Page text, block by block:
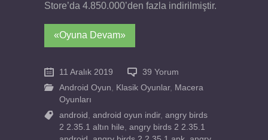
Store’da 4.850.000’den fazla indirilmiştir.
«Oyuna Devam»
11 Aralık 2019
39 Yorum
Android Oyun, Klasik Oyunlar, Macera
Oyunları
android , android oyun indir, angry birds
2 2.35.1 altın hile, angry birds 2 2.35.1